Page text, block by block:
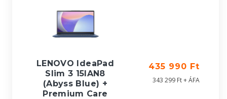
LENOVO IdeaPad
Slim 3 15IAN8
(Abyss Blue) +
Premium Care
435 990 Ft
343 299 Ft + ÁFA